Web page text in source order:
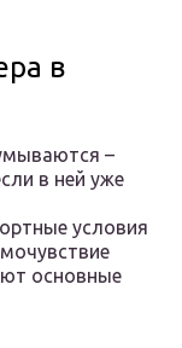
в
–
в ней уже
условия
основные